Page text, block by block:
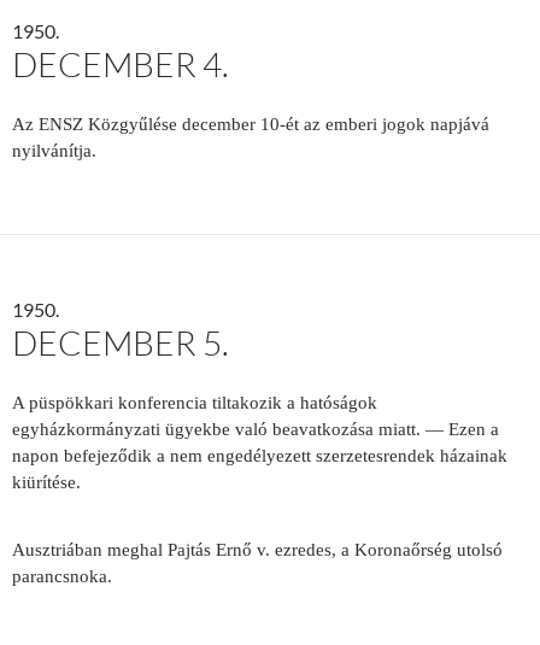
1950.
DECEMBER 4.
Az ENSZ Közgyűlése december 10-ét az emberi jogok napjává
nyilvánítja.
1950.
DECEMBER 5.
A püspökkari konferencia tiltakozik a hatóságok
egyházkormányzati ügyekbe való beavatkozása miatt. — Ezen a
napon befejeződik a nem engedélyezett szerzetesrendek házainak
kiürítése.
Ausztriában meghal Pajtás Ernő v. ezredes, a Koronaőrség utolsó
parancsnoka.